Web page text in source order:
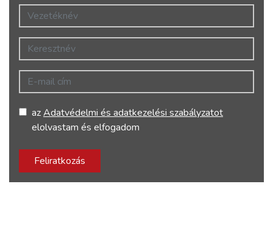
Vezetéknév
Keresztnév
E-mail cím
azAdatvédelmi és adatkezelési szabályzatot
elolvastam és elfogadom
Feliratkozás